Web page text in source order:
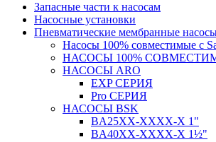
Запасные части к насосам
Насосные установки
Пневматические мембранные
Насосы 100% совместимые с
НАСОСЫ 100%
НАСОСЫ ARO
EXP СЕРИЯ
Pro СЕРИЯ
НАСОСЫ BSK
BA25XX-XXXX-X 1"
BA40XX-XXXX-X 1½"